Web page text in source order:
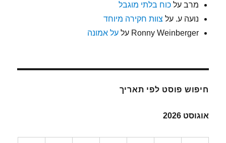
מרב עלכוח בלתי מוגבל
נועה ע. על צוות חקירה מיוחד
Ronny Weinberger עלעל אמונה
חיפוש פוסט לפי תאריך
אוגוסט 2026